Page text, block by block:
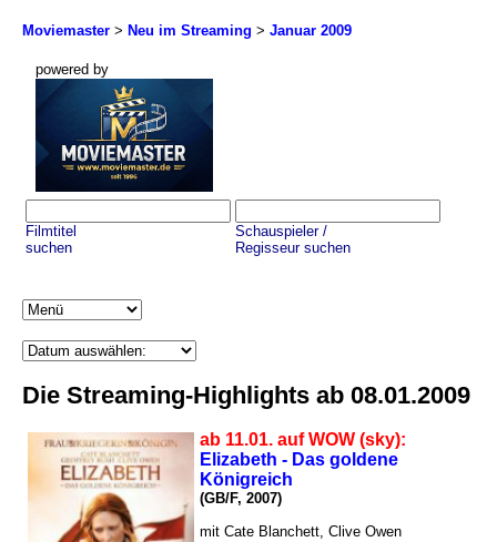
Moviemaster > Neu im Streaming > Januar 2009
powered by
Filmtitel
suchen
Schauspieler /
Regisseur suchen
Die Streaming-Highlights ab 08.01.2009
ab 11.01. auf WOW (sky):
Elizabeth - Das goldene
Königreich
(GB/F, 2007)
mit Cate Blanchett, Clive Owen